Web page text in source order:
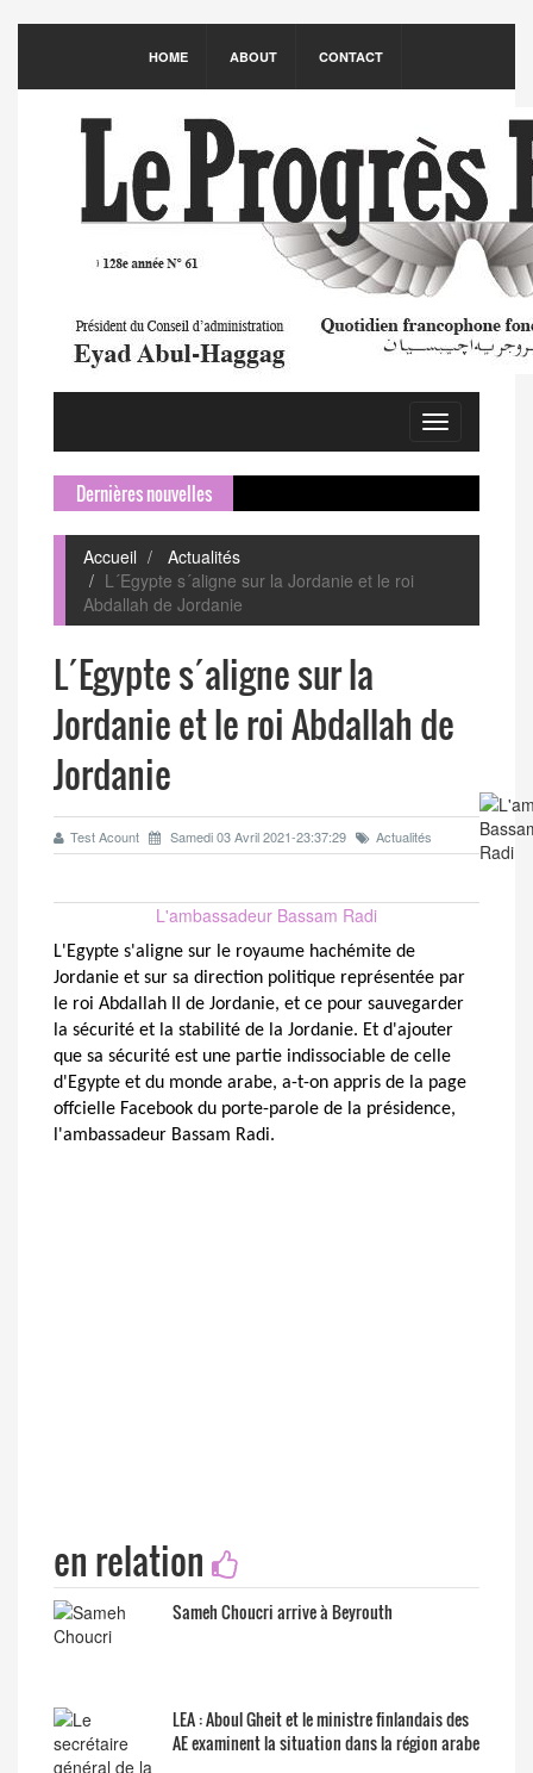
HOME ABOUT CONTACT
Toggle
navigation
Dernières nouvelles
Accueil
Actualités
L´Egypte s´aligne sur la Jordanie et le roi
Abdallah de Jordanie
L´Egypte s´aligne sur la
Jordanie et le roi Abdallah de
Jordanie
Test Acount Samedi 03 Avril 2021-23:37:29 Actualités
L'ambassadeur Bassam Radi
L'Egypte s'aligne sur le royaume hachémite de
Jordanie et sur sa direction politique représentée par
le roi Abdallah II de Jordanie, et ce pour sauvegarder
la sécurité et la stabilité de la Jordanie. Et d'ajouter
que sa sécurité est une partie indissociable de celle
d'Egypte et du monde arabe, a-t-on appris de la page
offcielle Facebook du porte-parole de la présidence,
l'ambassadeur Bassam Radi.
en relation
Sameh Choucri arrive à Beyrouth
LEA : Aboul Gheit et le ministre finlandais des
AE examinent la situation dans la région arabe